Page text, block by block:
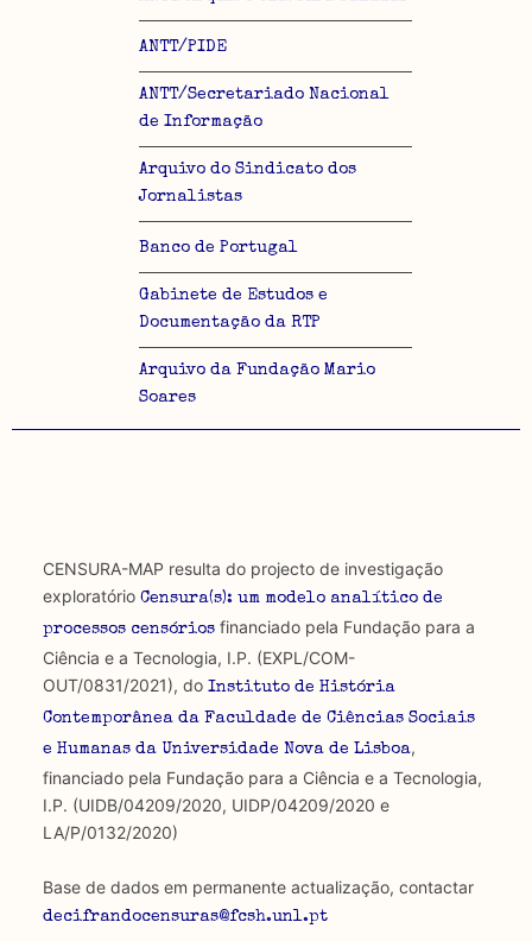
ANTT/PIDE
ANTT/Secretariado Nacional
de Informação
Arquivo do Sindicato dos
Jornalistas
Banco de Portugal
Gabinete de Estudos e
Documentação da RTP
Arquivo da Fundação Mario
Soares
CENSURA-MAP resulta do projecto de investigação
exploratório Censura(s): um modelo analítico de
processos censóriosfinanciado pela Fundação para a
Ciência e a Tecnologia, I.P. (EXPL/COM-
OUT/0831/2021), do Instituto de História
Contemporânea da Faculdade de Ciências Sociais
e Humanas da Universidade Nova de Lisboa,
financiado pela Fundação para a Ciência e a Tecnologia,
I.P. (UIDB/04209/2020, UIDP/04209/2020 e
LA/P/0132/2020)
Base de dados em permanente actualização, contactar
decifrandocensuras@fcsh.unl.pt